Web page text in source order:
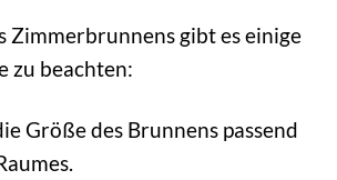
Zimmerbrunnens gibt es einige
zu beachten:
Größe des Brunnens passend